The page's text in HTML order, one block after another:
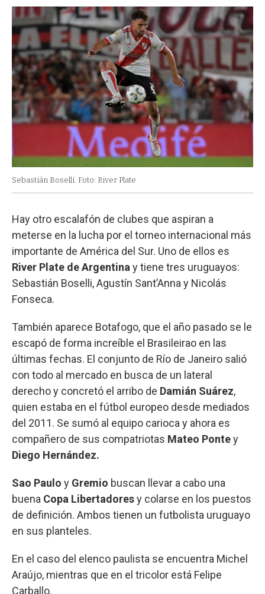
Sebastián Boselli. Foto: River Plate
Hay otro escalafón de clubes que aspiran a
meterse en la lucha por el torneo internacional más
importante de América del Sur. Uno de ellos es
River Plate de Argentina y tiene tres uruguayos:
Sebastián Boselli, Agustín Sant’Anna y Nicolás
Fonseca.
También aparece Botafogo, que el año pasado se le
escapó de forma increíble el Brasileirao en las
últimas fechas. El conjunto de Río de Janeiro salió
con todo al mercado en busca de un lateral
derecho y concretó el arribo de Damián Suárez,
quien estaba en el fútbol europeo desde mediados
del 2011. Se sumó al equipo carioca y ahora es
compañero de sus compatriotas Mateo Pontey
Diego Hernández.
Sao Paulo y Gremio buscan llevar a cabo una
buena Copa Libertadoresy colarse en los puestos
de definición. Ambos tienen un futbolista uruguayo
en sus planteles.
En el caso del elenco paulista se encuentra Michel
Araújo, mientras que en el tricolor está Felipe
Carballo.